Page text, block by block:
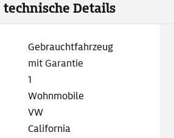
Details
Gebrauchtfahrzeug
mit Garantie
1
Wohnmobile
VW
California